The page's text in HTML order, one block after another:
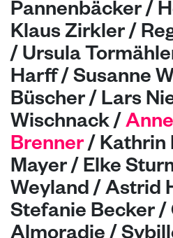
Pannenbäcker /
Klaus Zirkler /
/ Ursula
Harff / Susanne
Büscher / Lars
Wischnack /
Brenner/ Kathrin
Mayer / Elke
Weyland / Astrid
Stefanie Becker /